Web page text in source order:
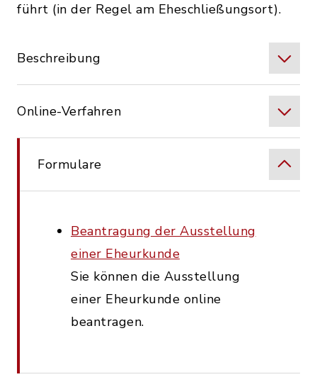
führt (in der Regel am Eheschließungsort).
Beschreibung
Online-Verfahren
Formulare
Beantragung der Ausstellung
einer Eheurkunde
Sie können die Ausstellung
einer Eheurkunde online
beantragen.